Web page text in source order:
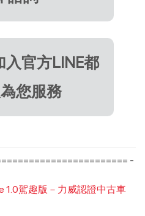
官方LINE都
您服務
-
1.0駕趣版－力威認證中古車